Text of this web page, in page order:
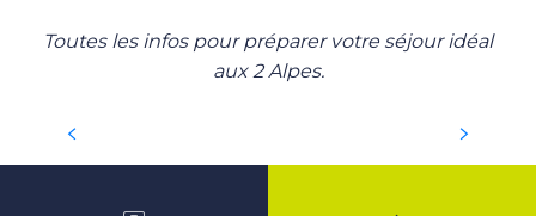
Toutes les infos pour préparer votre séjour idéal
aux 2 Alpes.
QUESTION-RÉPONSE